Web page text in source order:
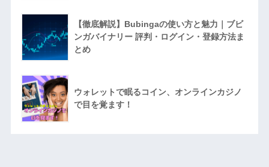
【徹底解説】Bubingaの使い方と魅力｜ブビ
ンガバイナリー 評判・ログイン・登録方法ま
とめ
ウォレットで眠るコイン、オンラインカジノ
で目を覚ます！